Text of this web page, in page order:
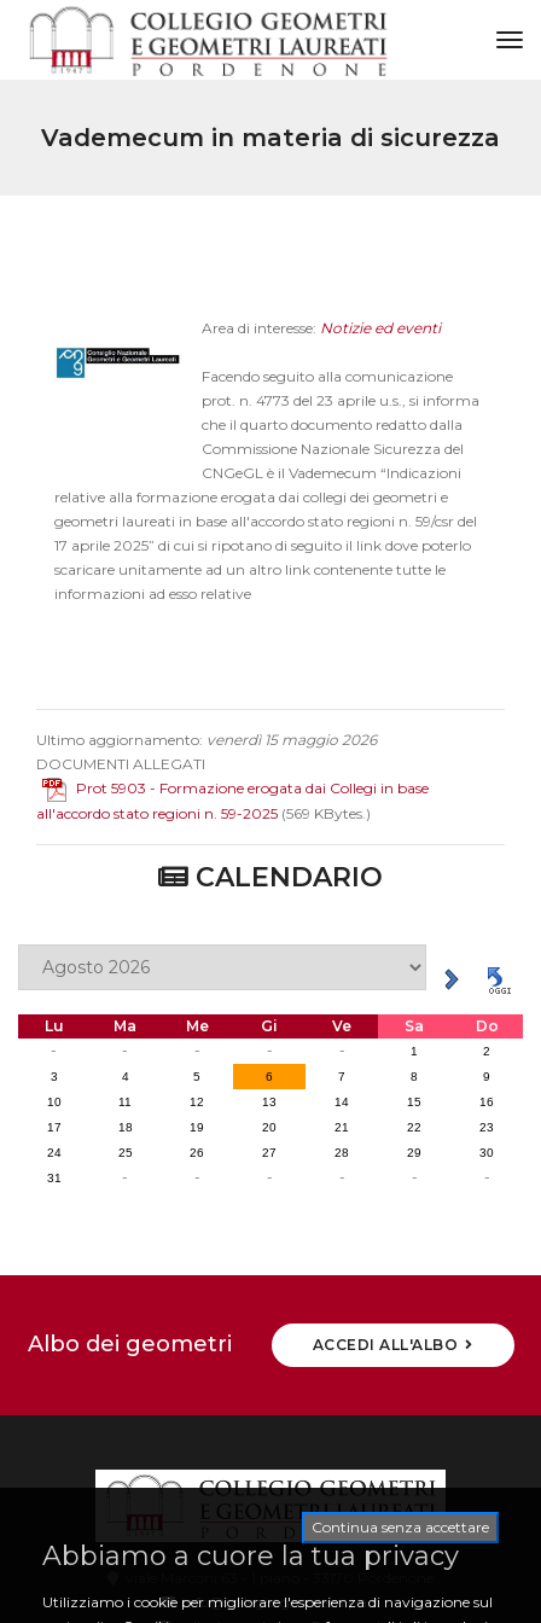
Vademecum in materia di sicurezza
Area di interesse: Notizie ed eventi
Facendo seguito alla comunicazione
prot. n. 4773 del 23 aprile u.s., si informa
che il quarto documento redatto dalla
Commissione Nazionale Sicurezza del
CNGeGL è il Vademecum “Indicazioni
relative alla formazione erogata dai collegi dei geometri e
geometri laureati in base all'accordo stato regioni n. 59/csr del
17 aprile 2025” di cui si ripotano di seguito il link dove poterlo
scaricare unitamente ad un altro link contenente tutte le
informazioni ad esso relative
Ultimo aggiornamento: venerdì 15 maggio 2026
DOCUMENTI ALLEGATI
Prot 5903 - Formazione erogata dai Collegi in base
all'accordo stato regioni n. 59-2025 (569 KBytes.)
CALENDARIO
Lu Ma Me Gi Ve Sa
Do
-
- - - - 1
2
3
4 5 6 7 8
9
10
11 12 13 14 15
16
17
18 19 20 21 22
23
24
25 26 27 28 29
30
31
- - - - - -
Albo dei geometri ACCEDI ALL'ALBO
info@collegio.geometri.pn.it
Continua senza accettare
Abbiamo a cuore la tua privacy
Utilizziamo i cookie per migliorare l'esperienza di navigazione sul